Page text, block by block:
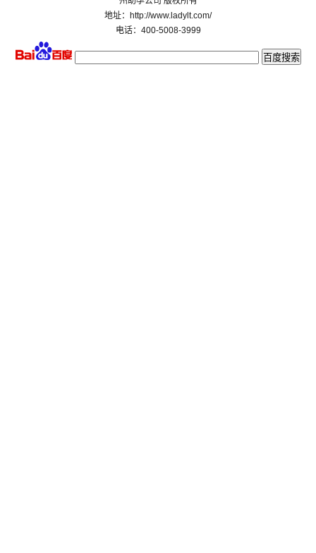
地址：http://www.ladylt.com/
电话：400-5008-3999